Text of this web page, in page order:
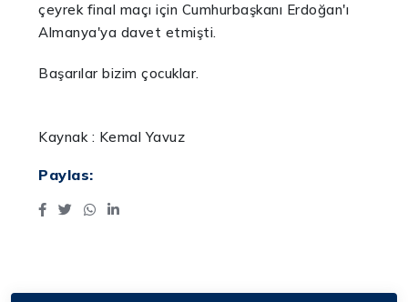
çeyrek final maçı için Cumhurbaşkanı Erdoğan'ı
Almanya'ya davet etmişti.
Başarılar bizim çocuklar.
Kaynak : Kemal Yavuz
Paylas: